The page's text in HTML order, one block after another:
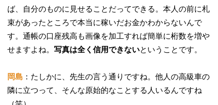
ば、自分のものに見せることだってできる。本人の前に札
束があったところで本当に稼いだお金かわからないんで
す。通帳の口座残高も画像を加工すれば簡単に桁数を増や
せますよね。 写真は全く信用できないということです。
岡島 ：たしかに、先生の言う通りですね。他人の高級車の
隣に立つって、そんな原始的なことする人いるんですね